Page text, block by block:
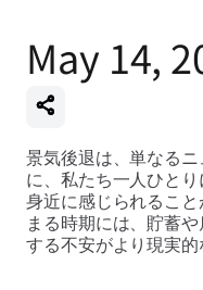
May 14,
景気後退は、単なる
に、私たち一人ひと
身近に感じられるこ
まる時期には、貯蓄
する不安がより現実的